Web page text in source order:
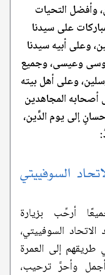
وأفضل التحيات
على سيدنا
وعلى أبيه سيدنا
وعيسى، وجميع
وعلى أهل بيته
أصحابه المجاهدين
إلى يوم الدِّين،
السوفييتي
أرحِّب بزيارة
السوفييتي،
طريقهم إلى العمرة
وأحرَّ ترحيب،